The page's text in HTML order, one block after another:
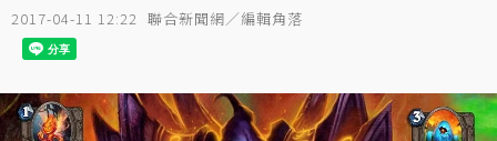
2017-04-11 12:22 聯合新聞網／編輯角落